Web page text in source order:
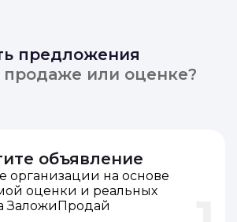
предложения
продаже или оценке?
объявление
организации на основе
оценки и реальных
ЗаложиПродай